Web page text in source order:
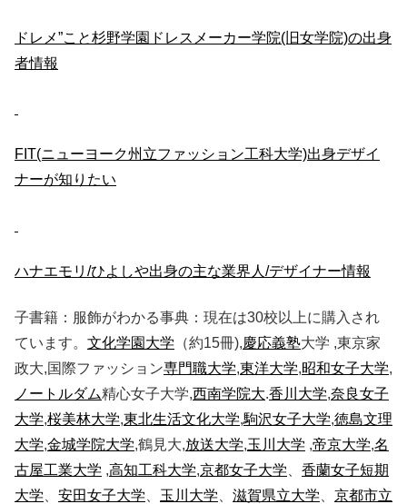
ドレメ”こと杉野学園ドレスメーカー学院(旧女学院)の出身
者情報
FIT(ニューヨーク州立ファッション工科大学)出身デザイ
ナーが知りたい
ハナエモリ/ひよしや出身の主な業界人/デザイナー情報
子書籍：服飾がわかる事典：現在は30校以上に購入され
ています。 文化学園大学 （約15冊),慶応義塾大学 ,東京家
政大,国際ファッション専門職大学,東洋大学,昭和女子大学,
ノートルダム精心女子大学,西南学院大.香川大学,奈良女子
大学,桜美林大学,東北生活文化大学,駒沢女子大学,徳島文理
大学,金城学院大学,鶴見大,放送大学,玉川大学 ,帝京大学,名
古屋工業大学 ,高知工科大学,京都女子大学
香蘭女子短期
大学
安田女子大学 玉川大学 滋賀県立大学
京都市立